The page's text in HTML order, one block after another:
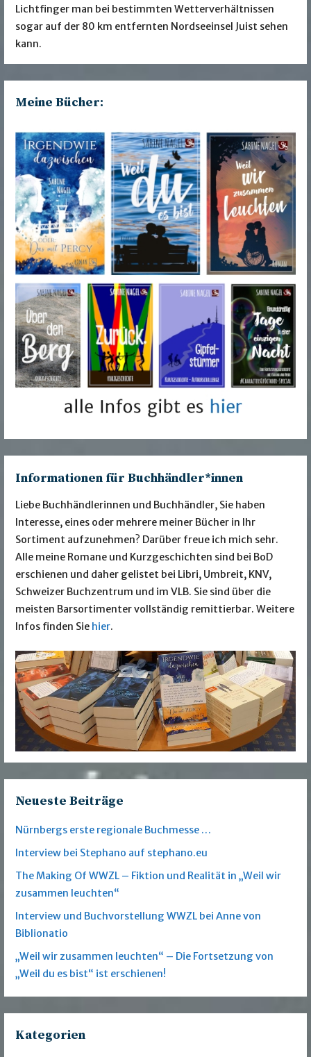
Lichtfinger man bei bestimmten Wetterverhältnissen
sogar auf der 80 km entfernten Nordseeinsel Juist sehen
kann.
Meine Bücher:
Informationen für Buchhändler*innen
Liebe Buchhändlerinnen und Buchhändler, Sie haben
Interesse, eines oder mehrere meiner Bücher in Ihr
Sortiment aufzunehmen? Darüber freue ich mich sehr.
Alle meine Romane und Kurzgeschichten sind bei BoD
erschienen und daher gelistet bei Libri, Umbreit, KNV,
Schweizer Buchzentrum und im VLB. Sie sind über die
meisten Barsortimenter vollständig remittierbar. Weitere
Infos finden Sie hier.
Neueste Beiträge
Nürnbergs erste regionale Buchmesse …
Interview bei Stephano auf stephano.eu
The Making Of WWZL – Fiktion und Realität in „Weil wir
zusammen leuchten“
Interview und Buchvorstellung WWZL bei Anne von
Biblionatio
„Weil wir zusammen leuchten“ – Die Fortsetzung von
„Weil du es bist“ ist erschienen!
Kategorien